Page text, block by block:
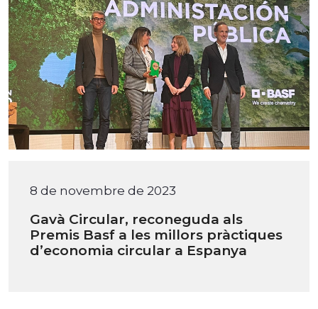
8 de novembre de 2023
Gavà Circular, reconeguda als
Premis Basf a les millors pràctiques
d’economia circular a Espanya